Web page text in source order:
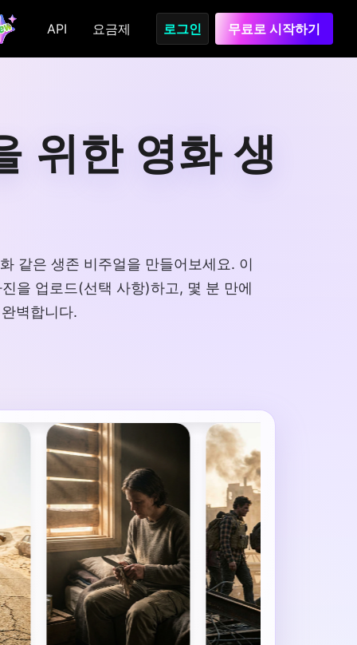
API 요금제 로그인 무료로 시작하기
위한 영화 생
같은 생존 비주얼을 만들어보세요. 이
을 업로드(선택 사항)하고, 몇 분 만에
벽합니다.